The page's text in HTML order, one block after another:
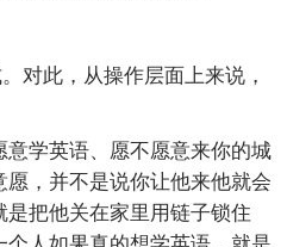
对此，从操作层面上来说，
学英语、愿不愿意来你的城
，并不是说你让他来他就会
把他关在家里用链子锁住